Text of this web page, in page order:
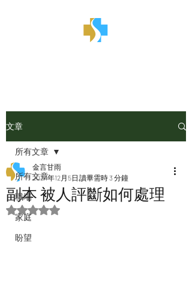
文章
所有文章
職場
家庭
盼望
所有文章
副本 被人評斷如何處理
金言甘雨
2024年12月5日 讀畢需時 3 分鐘
評等為 NaN（最高為 5 顆星）。